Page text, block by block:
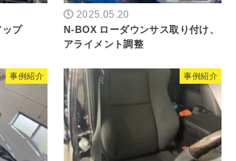
ップ
2025.05.20
N-BOX ローダウンサス取り付け、
アライメント調整
事例紹介 事例紹介